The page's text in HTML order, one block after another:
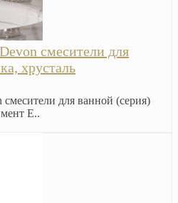
смесители для
хрусталь
для ванной (серия)
E..